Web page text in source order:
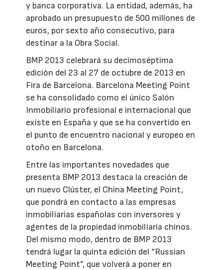
y banca corporativa. La entidad, además, ha
aprobado un presupuesto de 500 millones de
euros, por sexto año consecutivo, para
destinar a la Obra Social.
BMP 2013 celebrará su decimoséptima
edición del 23 al 27 de octubre de 2013 en
Fira de Barcelona. Barcelona Meeting Point
se ha consolidado como el único Salón
Inmobiliario profesional e internacional que
existe en España y que se ha convertido en
el punto de encuentro nacional y europeo en
otoño en Barcelona.
Entre las importantes novedades que
presenta BMP 2013 destaca la creación de
un nuevo Clúster, el China Meeting Point,
que pondrá en contacto a las empresas
inmobiliarias españolas con inversores y
agentes de la propiedad inmobiliaria chinos.
Del mismo modo, dentro de BMP 2013
tendrá lugar la quinta edición del “Russian
Meeting Point”, que volverá a poner en